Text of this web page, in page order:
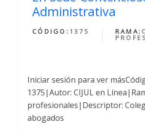
Administrativa
CÓDIGO: 1375 RAMA:
Iniciar sesión para ver
1375|Autor: CIJUL en
profesionales|Descriptor:
abogados